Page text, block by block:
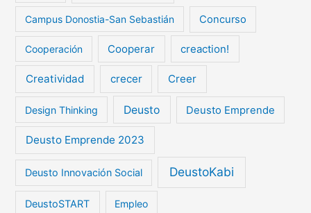
Campus Donostia-San Sebastián Concurso
Cooperación Cooperar creaction!
Creatividad crecer Creer
Design Thinking Deusto Deusto Emprende
Deusto Emprende 2023
Deusto Innovación Social DeustoKabi
DeustoSTART Empleo